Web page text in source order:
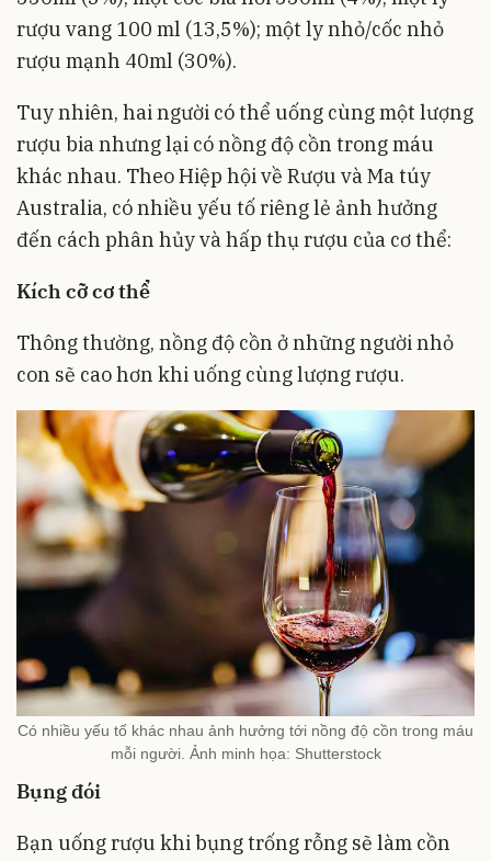
rượu vang 100 ml (13,5%); một ly nhỏ/cốc nhỏ
rượu mạnh 40ml (30%).
Tuy nhiên, hai người có thể uống cùng một lượng
rượu bia nhưng lại có nồng độ cồn trong máu
khác nhau. Theo Hiệp hội về Rượu và Ma túy
Australia, có nhiều yếu tố riêng lẻ ảnh hưởng
đến cách phân hủy và hấp thụ rượu của cơ thể:
Kích cỡ cơ thể
Thông thường, nồng độ cồn ở những người nhỏ
con sẽ cao hơn khi uống cùng lượng rượu.
Có nhiều yếu tố khác nhau ảnh hưởng tới nồng độ cồn trong máu
mỗi người. Ảnh minh họa: Shutterstock
Bụng đói
Bạn uống rượu khi bụng trống rỗng sẽ làm cồn